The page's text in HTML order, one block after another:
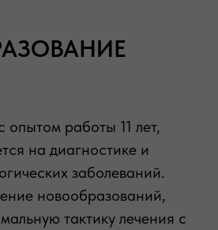
опытом работы 11 лет,
на диагностике и
заболеваний.
новообразований,
тактику лечения с